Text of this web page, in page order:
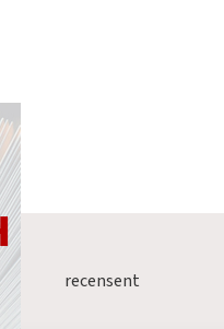
recensent